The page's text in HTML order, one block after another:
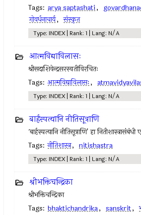
Tags: arya saptashati,
गोवर्धनाचार्य, संस्कृत
Type: INDEX | Rank: 1 | Lang: N/A
आत्मविद्याविलासः
श्रीसदाशिवेन्द्रसरस्वतीविरचितः
Tags: आत्मविद्याविलासः,
Type: INDEX | Rank: 1 | Lang: N/A
बार्हस्पत्यानि नीतिसूत्राणि
`बार्हस्पत्यानि नीतिसूत्राणि' हा
Tags: नीतिशास्त्र, nitishastra
Type: INDEX | Rank: 1 | Lang: N/A
श्रीभक्तिचन्द्रिका
श्रीभक्तिचन्द्रिका
Tags: bhaktichandrika, sanskrit,